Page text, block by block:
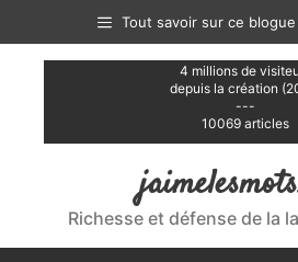
contenu
Tout savoir sur ce
4 millions de
depuis la création
---
10069 articles
Richesse et défense de la